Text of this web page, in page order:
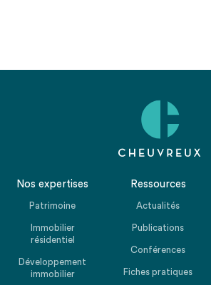
Nos expertises
Patrimoine
Immobilier
résidentiel
Développement
immobilier
Ressources
Actualités
Publications
Conférences
Fiches pratiques